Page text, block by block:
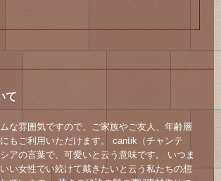
て
な雰囲気ですので、ご家族やご友人、年齢層
もご利用いただけます。 cantik（チャンテ
アの言葉で、可愛いと云う意味です。 いつま
い女性でい続けて戴きたいと云う私たちの想